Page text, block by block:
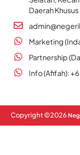
Daerah
Marketing
Partnership
Info (Afifah):
Copyright ©2026